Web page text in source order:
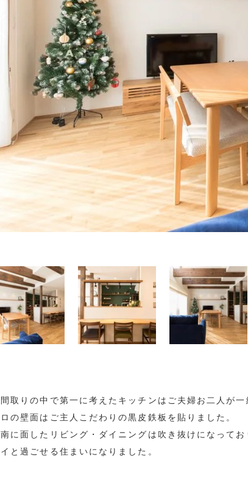
間取りの中で第一に考えたキッチンはご夫婦お二人が
ロの壁面はご主人こだわりの黒皮鉄板を貼りました。
南に面したリビング・ダイニングは吹き抜けになって
イと過ごせる住まいになりました。